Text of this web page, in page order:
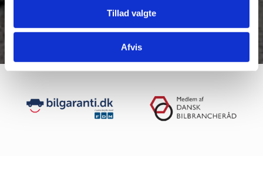
Tillad valgte
Afvis